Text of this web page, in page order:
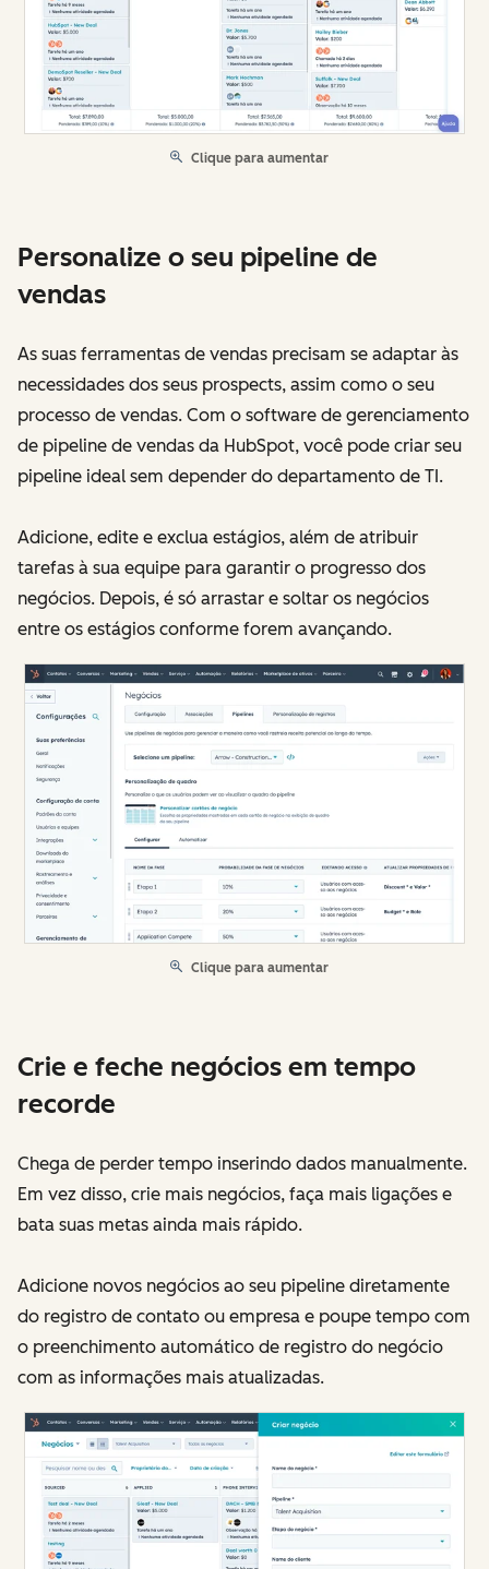
Clique para aumentar
Personalize o seu pipeline de
vendas
As suas ferramentas de vendas precisam se adaptar às
necessidades dos seus prospects, assim como o seu
processo de vendas. Com o software de gerenciamento
de pipeline de vendas da HubSpot, você pode criar seu
pipeline ideal sem depender do departamento de TI.
Adicione, edite e exclua estágios, além de atribuir
tarefas à sua equipe para garantir o progresso dos
negócios. Depois, é só arrastar e soltar os negócios
entre os estágios conforme forem avançando.
Clique para aumentar
Crie e feche negócios em tempo
recorde
Chega de perder tempo inserindo dados manualmente.
Em vez disso, crie mais negócios, faça mais ligações e
bata suas metas ainda mais rápido.
Adicione novos negócios ao seu pipeline diretamente
do registro de contato ou empresa e poupe tempo com
o preenchimento automático de registro do negócio
com as informações mais atualizadas.